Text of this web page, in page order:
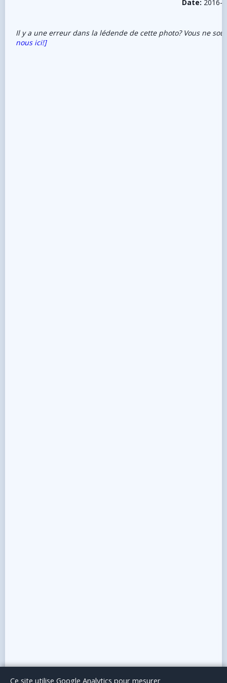
Date: 2016-
Il y a une erreur dans la lédende de cette photo? Vous ne
nous ici!]
Le BlogPublicité Articles invitésMentions Légales
Ce site utilise Google Analytics pour mesurer